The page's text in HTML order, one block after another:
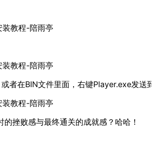
者在BIN文件里面，右键Player.exe发送
挫败感与最终通关的成就感？哈哈！